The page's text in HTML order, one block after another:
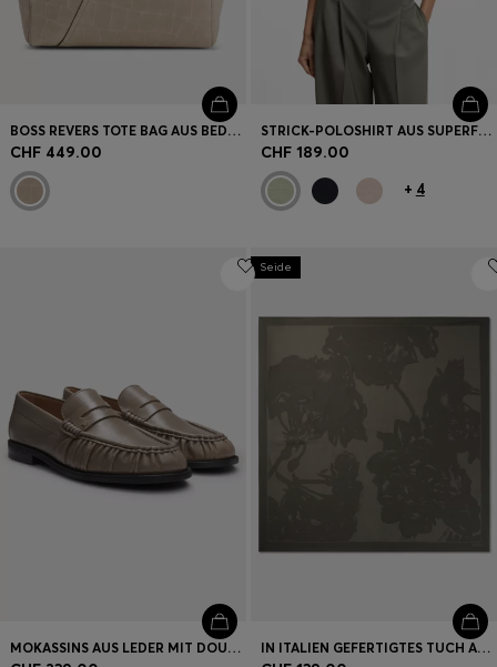
BOSS REVERS TOTE BAG AUS BEDRUCKTEM VELOURSLEDER MIT GÜRTELDETAIL
CHF 449.00
STRICK-POLOSHIRT AUS SUPERFEINER MERINOWOLLE
CHF 189.00
+ 4
MOKASSINS AUS LEDER MIT DOUBLE B MONOGRAMM
Seide
IN ITALIEN GEFERTIGTES TUCH AUS BEDRUCKTEM SEIDEN-TWILL